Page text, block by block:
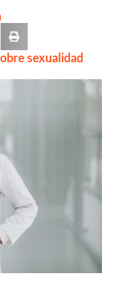
sexualidad